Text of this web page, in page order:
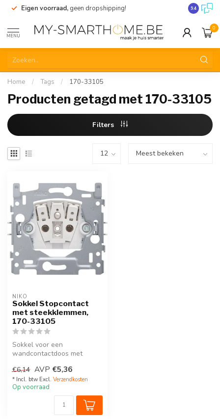
Eigen voorraad, geen dropshipping! 9.4
MENU
0
Home / Tags / 170-33105
Producten getagd met 170-33105
Filters
NIKO
Sokkel Stopcontact
met steekklemmen,
170-33105
Sokkel voor een
wandcontactdoos met
en kinderveilighe...
€6,14 AVP €5,36
* Incl. btw Excl. Verzendkosten
Op voorraad